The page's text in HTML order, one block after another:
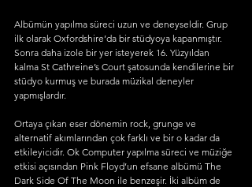
Albümün yapılma süreci uzun ve deneyseldir. Grup
ilk olarak Oxfordshire’da bir stüdyoya kapanmıştır.
Sonra daha izole bir yer isteyerek 16. Yüzyıldan
kalma St Cathreine’s Court şatosunda kendilerine bir
stüdyo kurmuş ve burada müzikal deneyler
yapmışlardır.
Ortaya çıkan eser dönemin rock, grunge ve
alternatif akımlarından çok farklı ve bir o kadar da
etkileyicidir. Ok Computer yapılma süreci ve müziğe
etkisi açısından Pink Floyd’un efsane albümü The
Dark Side Of The Moon ile benzeşir. İki albüm de